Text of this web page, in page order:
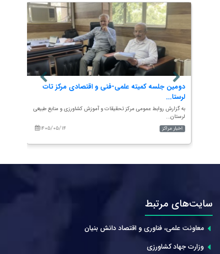
دومین جلسه کمیته علمی-فنی و اقتصادی مرکز تات
لرستا...
به گزارش روابط عمومی مرکز تحقیقات و آموزش کشاورزی و منابع طبیعی
لرستان...
۱۴۰۵/۰۵/۱۴
اخبار مراکز
سایت‌های مرتبط
معاونت علمی، فناوری و اقتصاد دانش بنیان
وزارت جهاد کشاورزی